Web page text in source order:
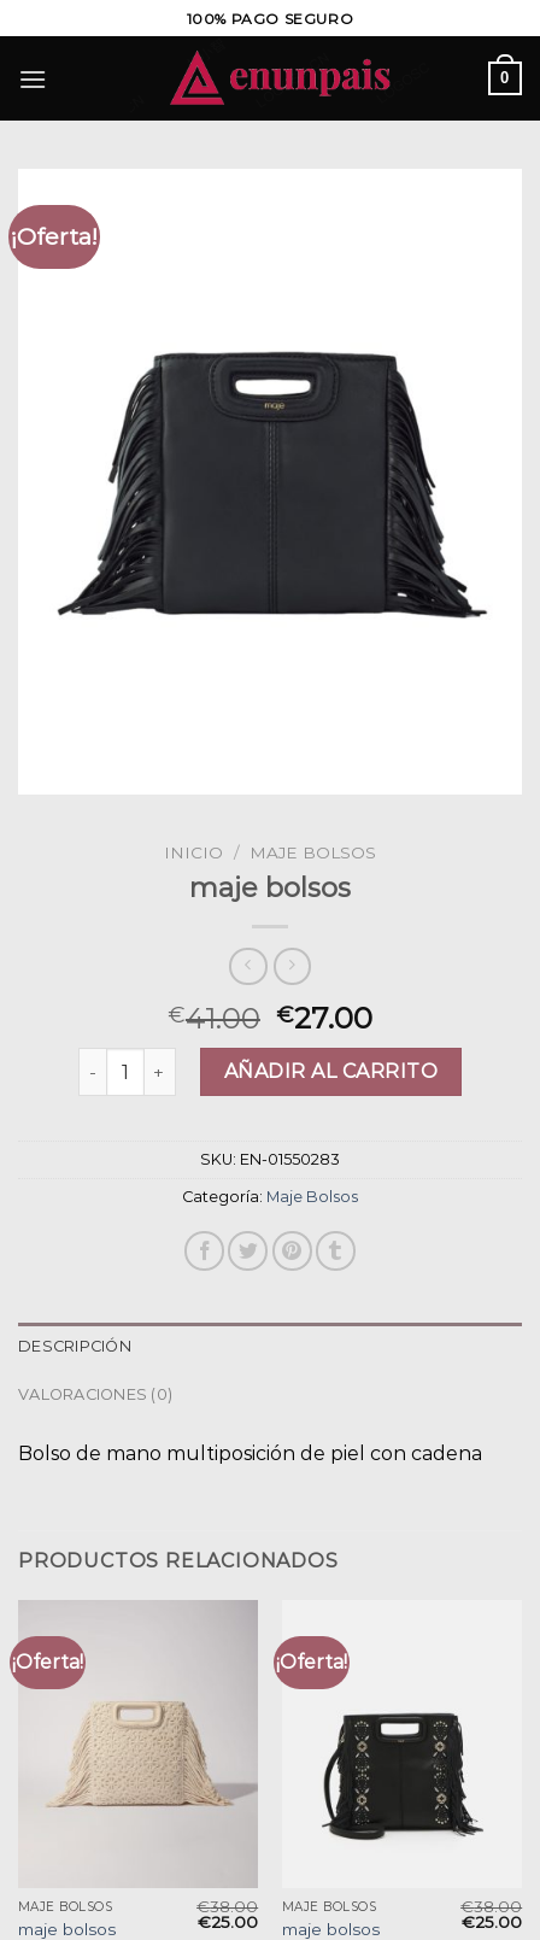
al
contenido
100% PAGO SEGURO
0
¡Oferta!
INICIO / MAJE BOLSOS
maje bolsos
€41.00 €27.00
maje bolsos cantidadAÑADIR AL CARRITO
SKU: EN-01550283
Categoría: Maje Bolsos
DESCRIPCIÓN
VALORACIONES (0)
Bolso de mano multiposición de piel con cadena
PRODUCTOS RELACIONADOS
¡Oferta!
MAJE BOLSOS
maje bolsos
€38.00
€25.00
¡Oferta!
MAJE BOLSOS
maje bolsos
€38.00
€25.00